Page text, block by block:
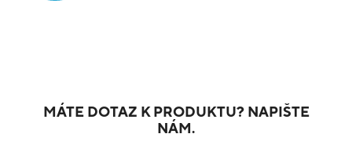
MÁTE DOTAZ K PRODUKTU? NAPIŠTE
NÁM.